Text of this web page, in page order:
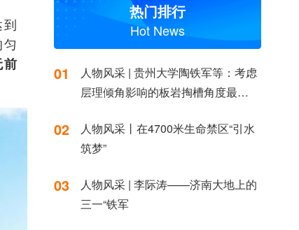
前
热门排行
Hot News
01
人物风采 | 贵州大学陶铁军等：考虑
层理倾角影响的板岩掏槽角度最优
02
人物风采丨在4700米生命禁区“引水
筑梦”
03
人物风采 | 李际涛——济南大地上的
三一“铁军